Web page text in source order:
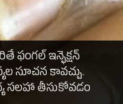
ఫంగల్ ఇన్ఫెక్షన్
సూచన కావచ్చు.
సలహా తీసుకోవడం